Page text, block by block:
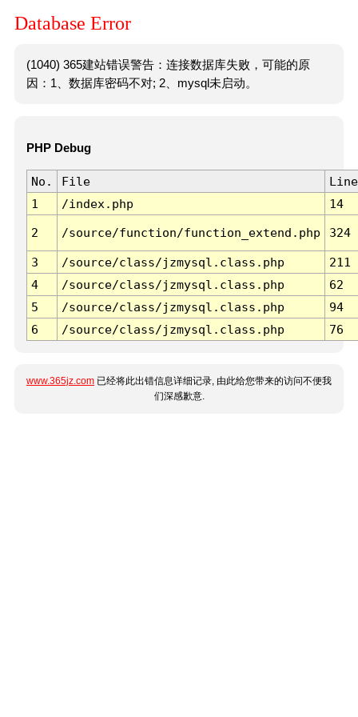
Database Error
(1040) 365建站错误警告：连接数据库失败，可能的原
因：1、数据库密码不对; 2、mysql未启动。
PHP Debug
No. File
Line
1
/index.php 14
2 /source/function/function_extend.php 324
3 /source/class/jzmysql.class.php
211
4
/source/class/jzmysql.class.php
62
5
/source/class/jzmysql.class.php
94
6
/source/class/jzmysql.class.php 76
www.365jz.com 已经将此出错信息详细记录, 由此给您带来的访问不便我
们深感歉意.